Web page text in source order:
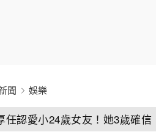
聞 娛樂
任認愛小24歲女友！她3歲確